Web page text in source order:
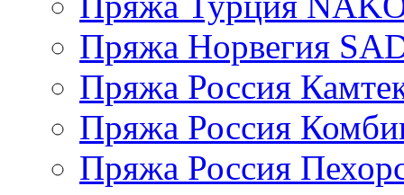
Пряжа Норвегия
Пряжа Россия
Пряжа Россия
Пряжа Россия